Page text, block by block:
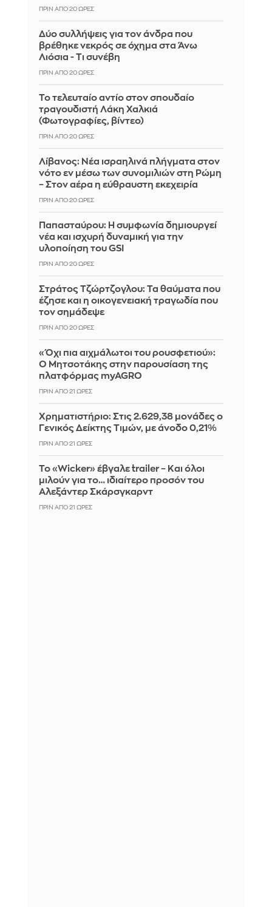
ΠΡΙΝ ΑΠΌ 20 ΏΡΕΣ
Δύο συλλήψεις για τον άνδρα που
βρέθηκε νεκρός σε όχημα στα Άνω
Λιόσια - Τι συνέβη
ΠΡΙΝ ΑΠΌ 20 ΏΡΕΣ
Το τελευταίο αντίο στον σπουδαίο
τραγουδιστή Λάκη Χαλκιά
(Φωτογραφίες, βίντεο)
ΠΡΙΝ ΑΠΌ 20 ΏΡΕΣ
Λίβανος: Νέα ισραηλινά πλήγματα στον
νότο εν μέσω των συνομιλιών στη Ρώμη
– Στον αέρα η εύθραυστη εκεχειρία
ΠΡΙΝ ΑΠΌ 20 ΏΡΕΣ
Παπασταύρου: Η συμφωνία δημιουργεί
νέα και ισχυρή δυναμική για την
υλοποίηση του GSI
ΠΡΙΝ ΑΠΌ 20 ΏΡΕΣ
Στράτος Τζώρτζογλου: Τα θαύματα που
έζησε και η οικογενειακή τραγωδία που
τον σημάδεψε
ΠΡΙΝ ΑΠΌ 20 ΏΡΕΣ
«Όχι πια αιχμάλωτοι του ρουσφετιού»:
Ο Μητσοτάκης στην παρουσίαση της
πλατφόρμας myAGRO
ΠΡΙΝ ΑΠΌ 21 ΏΡΕΣ
Χρηματιστήριο: Στις 2.629,38 μονάδες ο
Γενικός Δείκτης Τιμών, με άνοδο 0,21%
ΠΡΙΝ ΑΠΌ 21 ΏΡΕΣ
Το «Wicker» έβγαλε trailer – Και όλοι
μιλούν για το… ιδιαίτερο προσόν του
Αλεξάντερ Σκάρσγκαρντ
ΠΡΙΝ ΑΠΌ 21 ΏΡΕΣ